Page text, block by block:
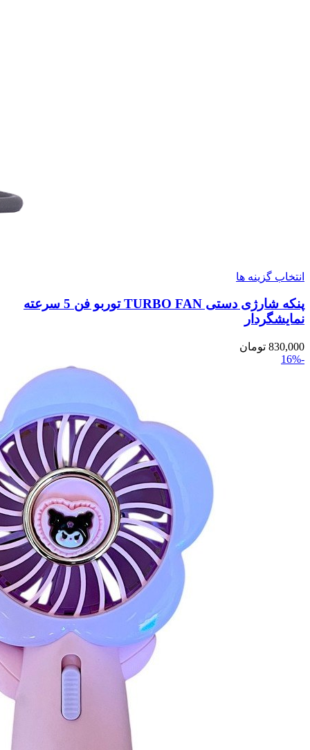
انتخاب گزینه ها
دارای
محصول
انتخاب
پنکه شارژی دستی TURBO FAN توربو فن 5 سرعته
نمایشگردار
830,000 تومان
-16%